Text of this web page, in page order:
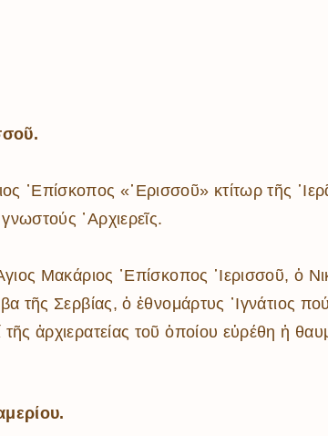
᾿Επίσκοπος «῾Ερισσοῦ» κτίτωρ τῆς
᾿Αρχιερεῖς.
Μακάριος ᾿Επίσκοπος ῾Ιερισσοῦ, ὁ
τῆς Σερβίας, ὁ ἐθνομάρτυς ᾿Ιγνάτιος
τῆς ἀρχιερατείας τοῦ ὁποίου εὑρέθη ἡ